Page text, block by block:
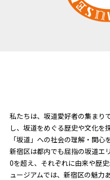
私たちは、坂道愛好者の集まり
し、坂道をめぐる歴史や文化を
「坂道」への社会の理解・関心
新宿区は都内でも屈指の坂道エ
0を超え、それぞれに由来や歴
ュージアムでは、新宿区の魅力